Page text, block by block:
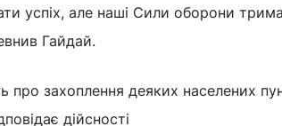
успіх, але наші Сили оборони
Гайдай.
захоплення деяких населених
дійсності